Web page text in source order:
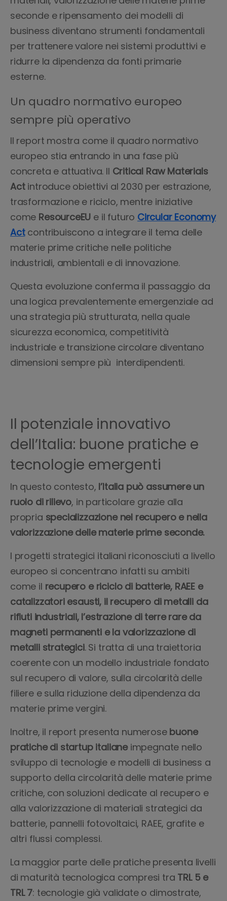
seconde e ripensamento dei modelli di
business diventano strumenti fondamentali
per trattenere valore nei sistemi produttivi e
ridurre la dipendenza da fonti primarie
esterne.
Un quadro normativo europeo
sempre più operativo
Il report mostra come il quadro normativo
europeo stia entrando in una fase più
concreta e attuativa. Il Critical Raw Materials
Actintroduce obiettivi al 2030 per estrazione,
trasformazione e riciclo, mentre iniziative
come ResourceEU e il futuro Circular Economy
Actcontribuiscono a integrare il tema delle
materie prime critiche nelle politiche
industriali, ambientali e di innovazione.
Questa evoluzione conferma il passaggio da
una logica prevalentemente emergenziale ad
una strategia più strutturata, nella quale
sicurezza economica, competitività
industriale e transizione circolare diventano
dimensioni sempre più interdipendenti.
Il potenziale innovativo
dell’Italia: buone pratiche e
tecnologie emergenti
In questo contesto, l’Italia può assumere un
ruolo di rilievo, in particolare grazie alla
propria specializzazione nel recupero e nella
valorizzazione delle materie prime seconde.
I progetti strategici italiani riconosciuti a livello
europeo si concentrano infatti su ambiti
come il recupero e riciclo di batterie, RAEE e
catalizzatori esausti, il recupero di metalli da
rifiuti industriali, l’estrazione di terre rare da
magneti permanenti e la valorizzazione di
metalli strategici. Si tratta di una traiettoria
coerente con un modello industriale fondato
sul recupero di valore, sulla circolarità delle
filiere e sulla riduzione della dipendenza da
materie prime vergini.
Inoltre, il report presenta numerose buone
pratiche di startup italianeimpegnate nello
sviluppo di tecnologie e modelli di business a
supporto della circolarità delle materie prime
critiche, con soluzioni dedicate al recupero e
alla valorizzazione di materiali strategici da
batterie, pannelli fotovoltaici, RAEE, grafite e
altri flussi complessi.
La maggior parte delle pratiche presenta livelli
di maturità tecnologica compresi tra TRL 5 e
TRL 7: tecnologie già validate o dimostrate,